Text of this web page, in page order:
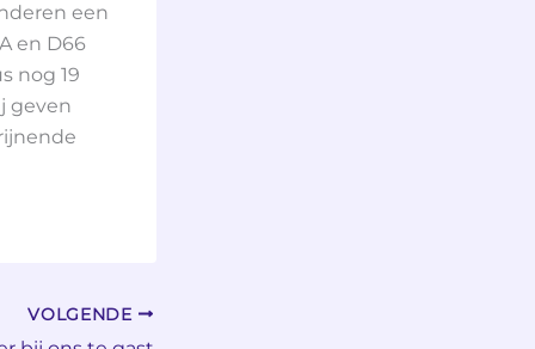
een
en D66
nog 19
geven
VOLGENDE